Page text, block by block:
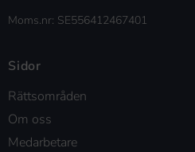
Moms.nr: SE556412467401
Sidor
Rättsområden
Om oss
Medarbetare